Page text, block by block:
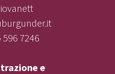
596 7246
e